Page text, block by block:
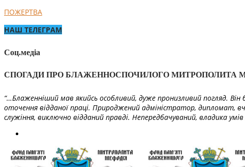
ПОЖЕРТВА
НАШ ТЕЛЕГРАМ
Соц.медіа
СПОГАДИ ПРО БЛАЖЕННОСПОЧИЛОГО МИТРОПОЛИТА
“…Блаженніший мав якийсь особливий, дуже пронизливий погляд.
оточення відданої праці. Природжений адміністратор, дипломат,
служіння, виключно відданий правді. Непередбачуваний, владика